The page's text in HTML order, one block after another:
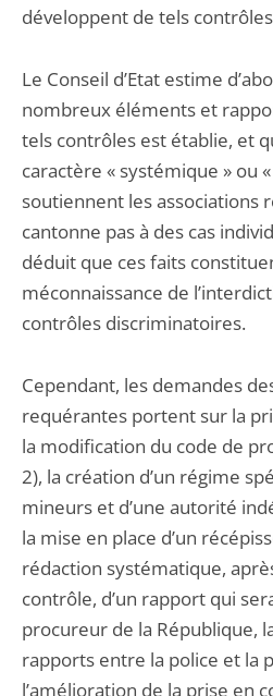
développent de tels
Le Conseil d’Etat estime
nombreux éléments et
tels contrôles est établie, et
caractère « systémique » ou
soutiennent les associations
cantonne pas à des cas
déduit que ces faits
méconnaissance de
contrôles discriminatoires.
Cependant, les demandes
requérantes portent sur la
la modification du code de
2), la création d’un régime
mineurs et d’une autorité
la mise en place d’un
rédaction systématique,
contrôle, d’un rapport qui
procureur de la République,
rapports entre la police et la
l’amélioration de la prise en